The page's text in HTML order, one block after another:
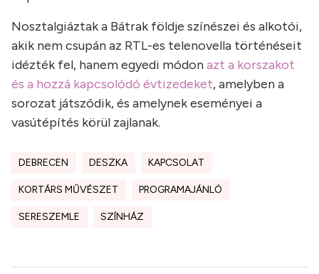
Nosztalgiáztak a Bátrak földje színészei és alkotói,
akik nem csupán az RTL-es telenovella történéseit
idézték fel, hanem egyedi módonazt a korszakot
és a hozzá kapcsolódó évtizedeket, amelyben a
sorozat játszódik, és amelynek eseményei a
vasútépítés körül zajlanak.
DEBRECEN DESZKA KAPCSOLAT
KORTÁRS MŰVÉSZET PROGRAMAJÁNLÓ
SERESZEMLE SZÍNHÁZ